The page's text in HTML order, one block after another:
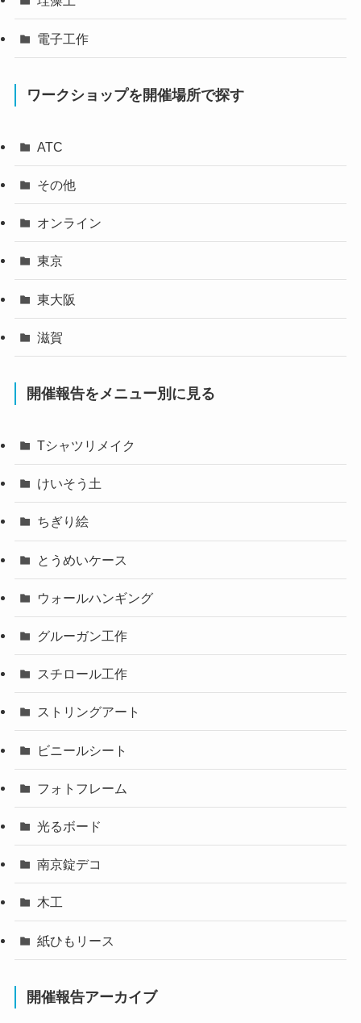
電子工作
ワークショップを開催場所で探す
ATC
その他
オンライン
東京
東大阪
滋賀
開催報告をメニュー別に見る
Tシャツリメイク
けいそう土
ちぎり絵
とうめいケース
ウォールハンギング
グルーガン工作
スチロール工作
ストリングアート
ビニールシート
フォトフレーム
光るボード
南京錠デコ
木工
紙ひもリース
開催報告アーカイブ